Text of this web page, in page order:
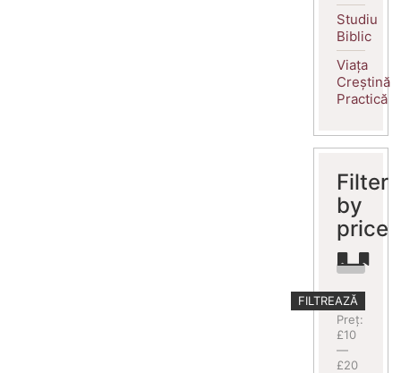
Studiu
Biblic
Viața
Creștină
Practică
Filter
by
price
Preț
minim
Preț
maxim
FILTREAZĂ
Preț:
£10
—
£20